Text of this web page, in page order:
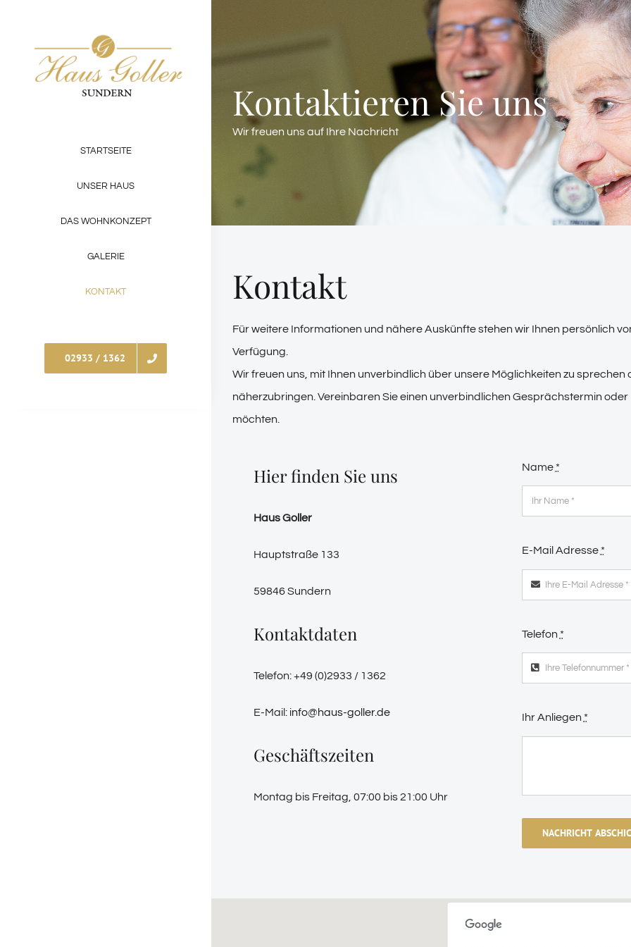
STARTSEITE
UNSER HAUS
DAS WOHNKONZEPT
GALERIE
KONTAKT
02933 / 1362
Kontaktieren Sie uns
Wir freuen uns auf Ihre Nachricht
Kontakt
Für weitere Informationen und nähere Auskünfte stehen wir Ihnen persönlich
Verfügung.
Wir freuen uns, mit Ihnen unverbindlich über unsere Möglichkeiten zu
näherzubringen. Vereinbaren Sie einen unverbindlichen Gesprächstermin
möchten.
Hier finden Sie uns
Haus Goller
Hauptstraße 133
59846 Sundern
Kontaktdaten
Telefon: +49 (0)2933 / 1362
E-Mail: info@haus-goller.de
Geschäftszeiten
Montag bis Freitag, 07:00 bis 21:00 Uhr
Name *
E-Mail Adresse *
Telefon *
Ihr Anliegen *
NACHRICHT